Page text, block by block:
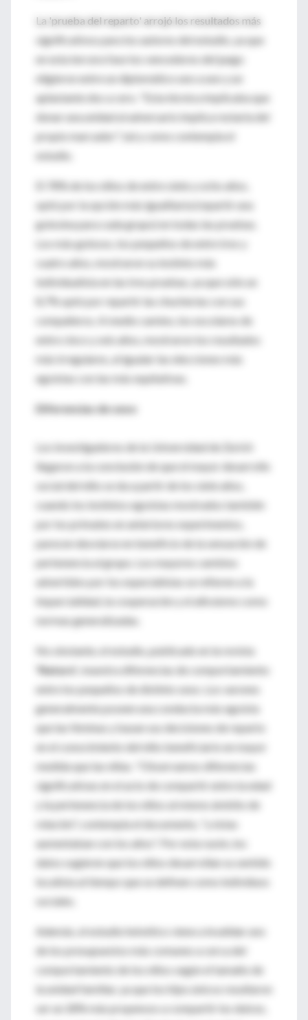
La 'prueba del reparto' arrojó los resultados más
significativos para los autores del estudio, ya que
en esta tercera fase los vencedores del juego
eligieron entre un diplomático uno a uno y un
aplastante dos a cero. "Esta técnica implicaba que
donar una unidad al adversario implica restarla del
propio marcador", tal y como contempla el
estudio.
El 78% de los niños de entre siete y ocho años,
optó por la opción más igualitaria (repartir una
golosina para cada grupo) en todas las pruebas.
Los más golosos, los pequeños de entre tres y
cuatro años, mostraron su instinto más
individualista en las tres pruebas, ya que sólo un
8,7% optó por repartir las chucherías con sus
compañeros. A medio camino, los escolares de
entre cinco y seis años, mostraron los resultados
más irregulares, al igualar las elecciones más
egoístas con las más equitativas.
Diferencias de sexo
Los investigadores de la Universidad de Zurich
llegaron a la conclusión de que el mayor desarrollo
social del niño se da a partir de los siete años,
cuando los instintos egoístas mostrados también
por los primates en anteriores experimentos,
parecen desviarse en beneficio de la sensación de
pertenencia al grupo. Los mayores cambios
advertidos por los especialistas se refieren a la
imparcialidad, la cooperación y el altruismo como
normas generalizadas.
No obstante, el estudio, publicado en la revista
'Nature'
, muestra diferencias de comportamiento
entre los pequeños de distinto sexo. Los varones
generalmente poseen una conducta más egoísta
que las féminas y basan sus decisiones de reparto
en el conocimiento del niño beneficiario en mayor
medida que las niñas. "Observamos diferencias
significativas en el acto de compartir entre la edad
y la pertenencia de los niños al mismo ámbito de
relación", contempla el documento, "y éstas
aumentaban con los años". Por esta razón, los
datos sugieren que los niños desarrollan su sentido
localista al tiempo que se definen como individuos
sociales.
Además, el estudio helvético viene a invalidar uno
de los presupuestos más comunes a cerca del
comportamiento de los niños según el tamaño de
la unidad familiar, ya que los hijos únicos resultaron
ser un 28% más propensos a compartir los dulces,